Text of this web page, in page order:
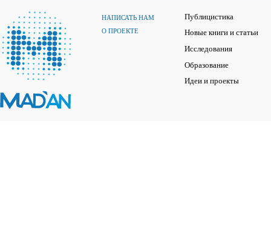
НАПИСАТЬ НАМ
О ПРОЕКТЕ
Публицистика
Новые книги и статьи
Исследования
Образование
Идеи и проекты